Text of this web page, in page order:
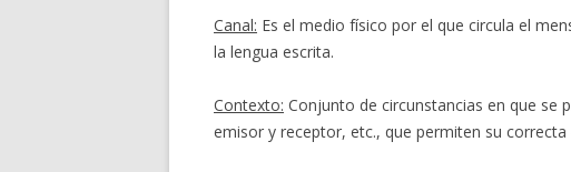
Canal: Es el medio físico por el que circula el
la lengua escrita.
Contexto: Conjunto de circunstancias en que se
emisor y receptor, etc., que permiten su correcta